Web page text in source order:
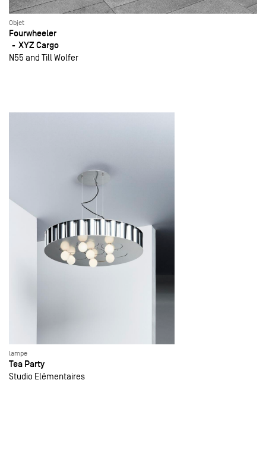
Objet
Fourwheeler
XYZ Cargo
N55 and Till Wolfer
lampe
Tea Party
Studio Elémentaires